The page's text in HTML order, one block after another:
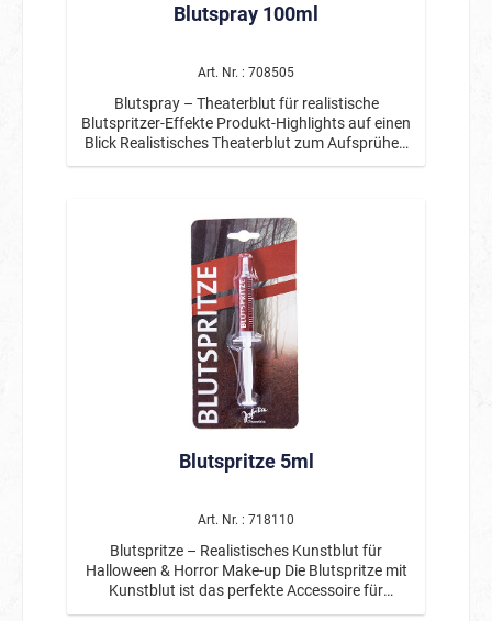
Blutspray 100ml
Art. Nr. : 708505
Blutspray – Theaterblut für realistische
Blutspritzer-Effekte Produkt-Highlights auf einen
Blick Realistisches Theaterblut zum Aufsprühen
Ideal für Blutspritzer- und Horror-Effekte Für
für Halloween, Fasching & Theater Starker
visueller Effekt mit minimalem Aufwand
Produktbeschreibung Das Blutspray ist die
perfekte Wahl für alle, die schnell und einfach
möchten. Mit nur wenigen Sprühstößen
entstehen intensive, authentisch wirkende
Horror- und Spezialeffekte – ideal für Zombie-,
Horror- oder Unfall-Szenarien. Das Spray eignet
sich sowohl für die Anwendung auf der Haut als
auch auf Textilien und sorgt für eindrucksvolle
Theateraufführungen, Filmproduktionen oder
Handumdrehen umgesetzt. ♿ Barrierefreiheit Die
einfache Sprühfunktion ermöglicht eine schnelle
Anwendung ohne Vorkenntnisse und ist sowohl
für Einsteiger als auch für Profis geeignet.
Blutspritze 5ml
Art. Nr. : 718110
Blutspritze – Realistisches Kunstblut für
Halloween & Horror Make-up Die Blutspritze mit
Kunstblut ist das perfekte Accessoire für
realistische Horror-Looks und gruselige Effekte.